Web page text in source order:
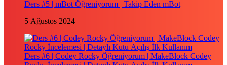
Ders #5 | mBot Öğreniyorum | Takip Eden mBot
5 Ağustos 2024
Ders #6 | Codey Rocky Öğreniyorum | MakeBlock Codey